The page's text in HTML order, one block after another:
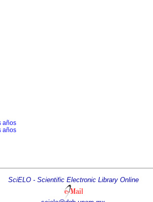
años
años
SciELO - Scientific Electronic Library Online